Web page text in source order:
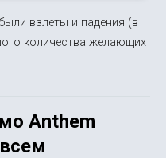
взлеты и падения (в
количества желающих
Anthem